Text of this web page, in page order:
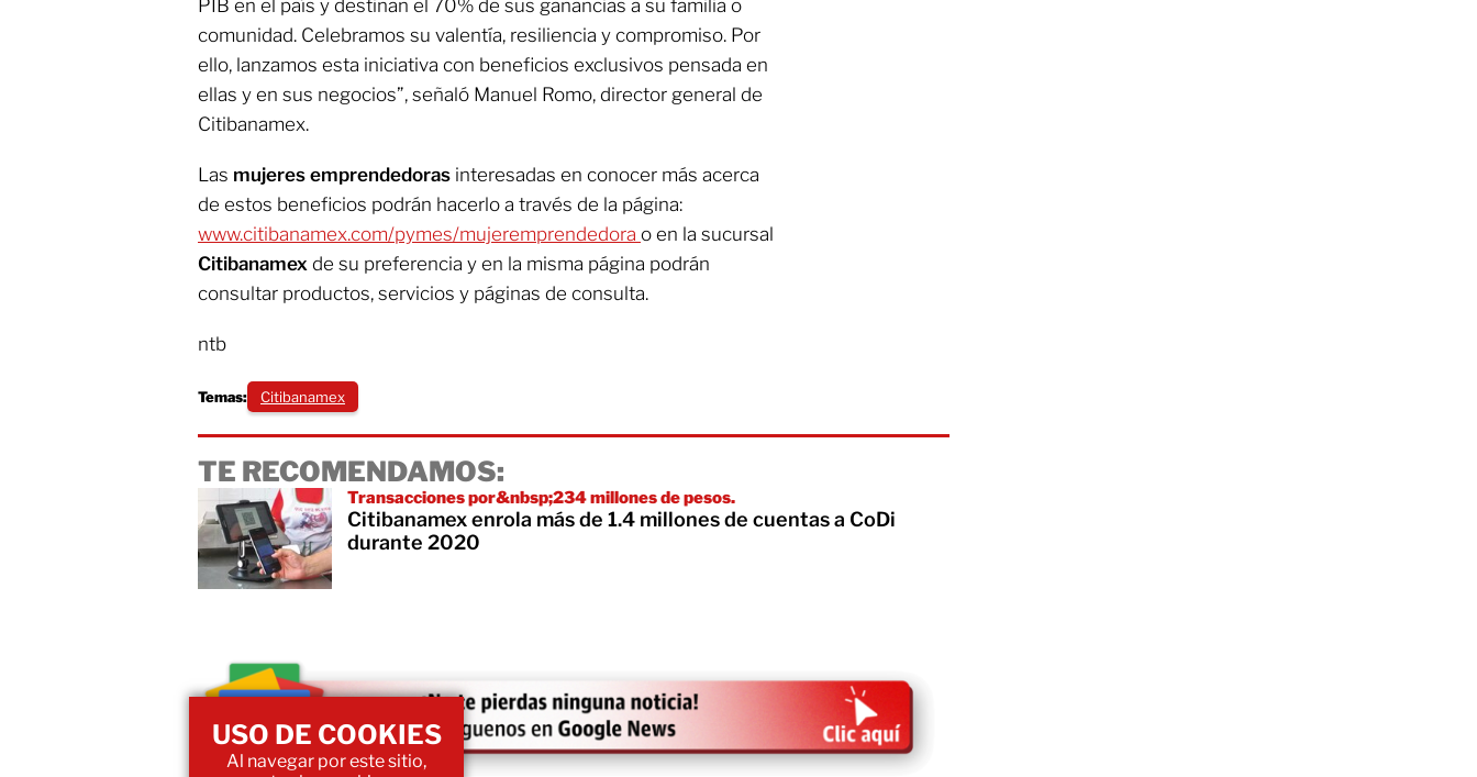
PIB en el país y destinan el 70% de sus ganancias a su familia o
comunidad. Celebramos su valentía, resiliencia y compromiso. Por
ello, lanzamos esta iniciativa con beneficios exclusivos pensada en
ellas y en sus negocios”, señaló Manuel Romo, director general de
Citibanamex.
Las mujeres emprendedoras interesadas en conocer más acerca
de estos beneficios podrán hacerlo a través de la página:
www.citibanamex.com/pymes/mujeremprendedora o en la sucursal
Citibanamex de su preferencia y en la misma página podrán
consultar productos, servicios y páginas de consulta.
ntb
Temas: Citibanamex
TE RECOMENDAMOS:
Transacciones por&nbsp;234 millones de pesos.
Citibanamex enrola más de 1.4 millones de cuentas a CoDi
durante 2020
USO DE COOKIES
Al navegar por este sitio,